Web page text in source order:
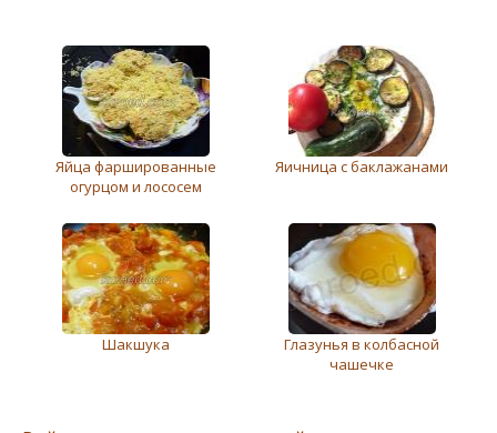
Яйца фаршированные
огурцом и лососем
Яичница с баклажанами
Шакшука
Глазунья в колбасной
чашечке